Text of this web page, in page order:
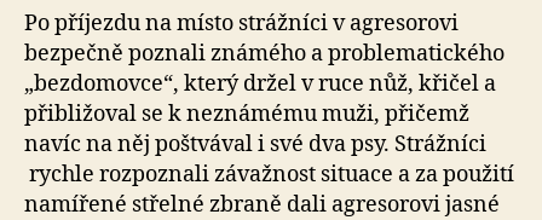
Po příjezdu na místo strážníci v agresorovi
bezpečně poznali známého a problematického
„bezdomovce“, který držel v ruce nůž, křičel a
přibližoval se k neznámému muži, přičemž
navíc na něj poštvával i své dva psy. Strážníci
rychle rozpoznali závažnost situace a za použití
namířené střelné zbraně dali agresorovi jasné